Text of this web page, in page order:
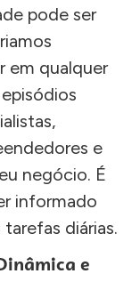
pode ser
em qualquer
e
negócio. É
informado
diárias.
e